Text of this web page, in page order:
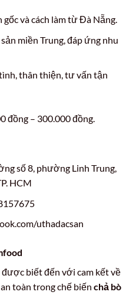
gốc và cách làm từ Đà Nẵng.
miền Trung, đáp ứng nhu
thân thiện, tư vấn tận
đồng – 300.000 đồng.
số 8, phường Linh Trung,
HCM
uthadacsan
biết đến với cam kết về
toàn trong chế biến chả bò